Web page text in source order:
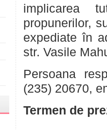
implicarea
propunerilor,
expediate în
str. Vasile
Persoana
(235) 20670,
Termen de